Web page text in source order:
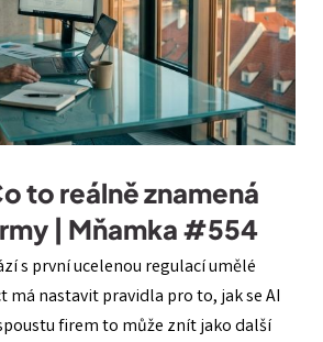
to reálně znamená
| Mňamka #554
s první ucelenou regulací umělé
má nastavit pravidla pro to, jak se AI
firem to může znít jako další